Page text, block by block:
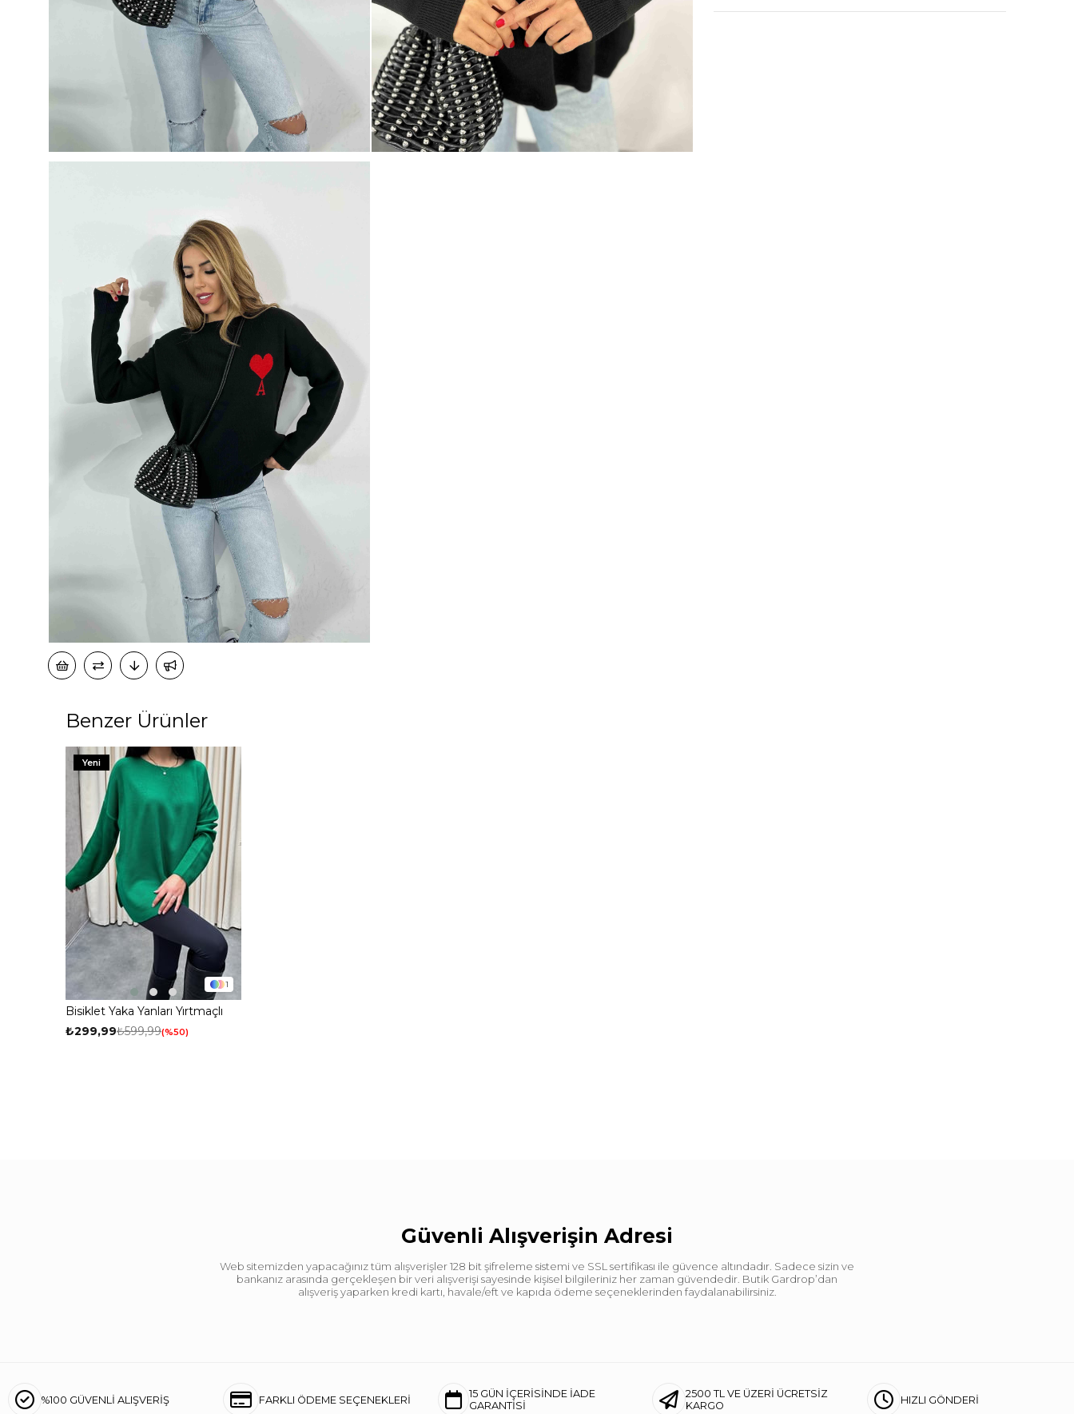
Benzer Ürünler
1
Bisiklet Yaka Yanları Yırtmaçlı
Triko Kazak Yeşil
₺299,99₺599,99 %50
Yeni
Güvenli Alışverişin Adresi
Web sitemizden yapacağınız tüm alışverişler 128 bit şifreleme sistemi ve SSL sertifikası ile güvence altındadır. Sadece sizin ve
bankanız arasında gerçekleşen bir veri alışverişi sayesinde kişisel bilgileriniz her zaman güvendedir. Butik Gardrop’dan
alışveriş yaparken kredi kartı, havale/eft ve kapıda ödeme seçeneklerinden faydalanabilirsiniz.
%100 GÜVENLİ ALIŞVERİŞ FARKLI ÖDEME SEÇENEKLERİ
15 GÜN İÇERİSİNDE İADE
GARANTİSİ
2500 TL VE ÜZERİ ÜCRETSİZ
KARGO
HIZLI GÖNDERİ
100 TL % 10
50 TL
% 5
Mayıs Sürprizi!
Çarkı çevir ve fırsatı yakala !